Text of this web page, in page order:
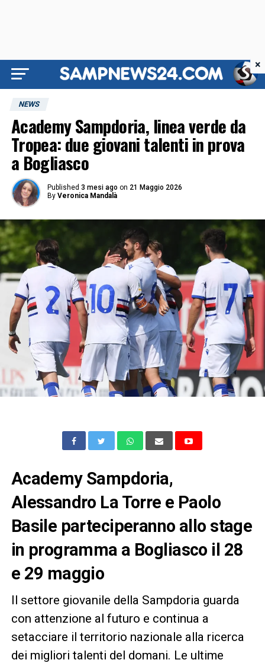
NEWS
Academy Sampdoria, linea verde da
Tropea: due giovani talenti in prova
a Bogliasco
Published 3 mesi ago on 21 Maggio 2026
By Veronica Mandalà
Academy Sampdoria,
Alessandro La Torre e Paolo
Basile parteciperanno allo stage
in programma a Bogliasco il 28
e 29 maggio
Il settore giovanile della Sampdoria guarda
con attenzione al futuro e continua a
setacciare il territorio nazionale alla ricerca
dei migliori talenti del domani. Le ultime
×